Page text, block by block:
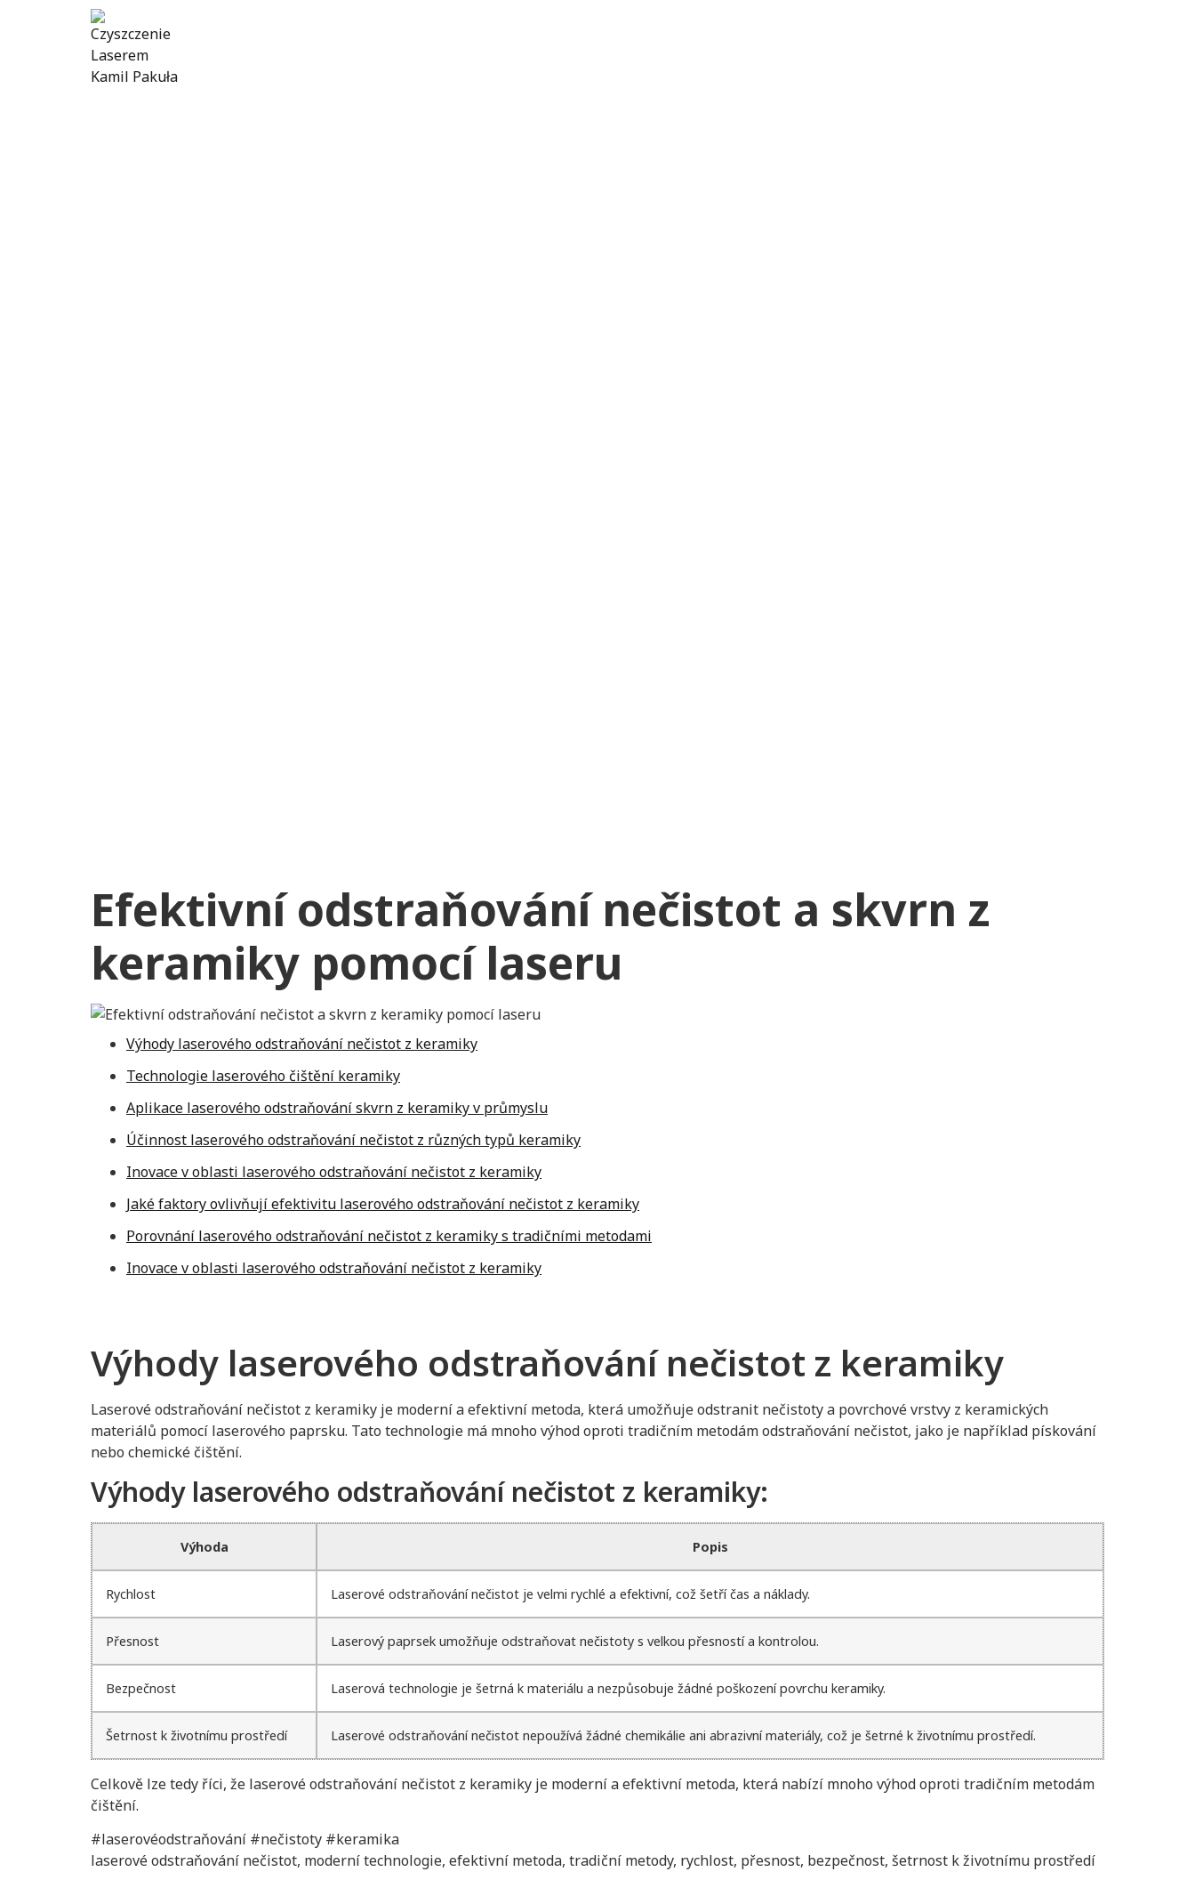
Efektivní odstraňování nečistot a skvrn z
keramiky pomocí laseru
Výhody laserového odstraňování nečistot z keramiky
Technologie laserového čištění keramiky
Aplikace laserového odstraňování skvrn z keramiky v průmyslu
Účinnost laserového odstraňování nečistot z různých typů keramiky
Inovace v oblasti laserového odstraňování nečistot z keramiky
Jaké faktory ovlivňují efektivitu laserového odstraňování nečistot z keramiky
Porovnání laserového odstraňování nečistot z keramiky s tradičními metodami
Inovace v oblasti laserového odstraňování nečistot z keramiky
Výhody laserového odstraňování nečistot z keramiky
Laserové odstraňování nečistot z keramiky je moderní a efektivní metoda, která umožňuje odstranit nečistoty a povrchové vrstvy z keramických
materiálů pomocí laserového paprsku. Tato technologie má mnoho výhod oproti tradičním metodám odstraňování nečistot, jako je například pískování
nebo chemické čištění.
Výhody laserového odstraňování nečistot z keramiky:
Výhoda Popis
Rychlost Laserové odstraňování nečistot je velmi rychlé a efektivní, což šetří čas a náklady.
Přesnost Laserový paprsek umožňuje odstraňovat nečistoty s velkou přesností a kontrolou.
Bezpečnost Laserová technologie je šetrná k materiálu a nezpůsobuje žádné poškození povrchu keramiky.
Šetrnost k životnímu prostředí Laserové odstraňování nečistot nepoužívá žádné chemikálie ani abrazivní materiály, což je šetrné k životnímu prostředí.
Celkově lze tedy říci, že laserové odstraňování nečistot z keramiky je moderní a efektivní metoda, která nabízí mnoho výhod oproti tradičním metodám
čištění.
#laserovéodstraňování #nečistoty #keramika
laserové odstraňování nečistot, moderní technologie, efektivní metoda, tradiční metody, rychlost, přesnost, bezpečnost, šetrnost k životnímu prostředí